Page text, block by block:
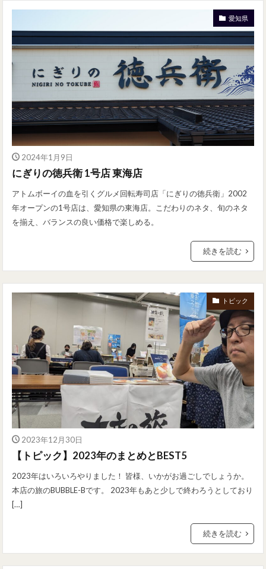
愛知県
2024年1月9日
にぎりの徳兵衛 1号店 東海店
アトムボーイの血を引くグルメ回転寿司店「にぎりの徳兵衛」2002
年オープンの1号店は、愛知県の東海店。こだわりのネタ、旬のネタ
を揃え、バランスの良い価格で楽しめる。
続きを読む
トピック
2023年12月30日
【トピック】2023年のまとめとBEST5
2023年はいろいろやりました！ 皆様、いかがお過ごしでしょうか。
本店の旅のBUBBLE-Bです。 2023年もあと少しで終わろうとしており
[…]
続きを読む